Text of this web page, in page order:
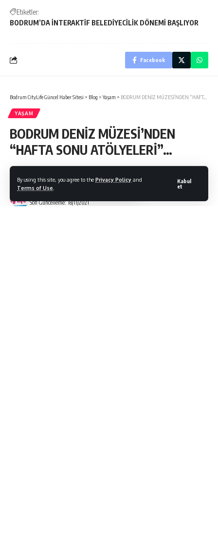
By using this site, you agree to the Privacy Policy and
Terms of Use
Kabul
et
Etiketler:
BODRUM’DA İNTERAKTİF BELEDİYECİLİK DÖNEMİ BAŞLIYOR
Facebook
Bodrum CityLife Güncel Haber Sitesi > Blog >Yaşam > BODRUM DENİZ MÜZESİ’NDEN “HAFTA SONU ATÖLYELERİ”…
YAŞAM
BODRUM DENİZ MÜZESİ’NDEN
“HAFTA SONU ATÖLYELERİ”…
Son Güncelleme: 18/11/2021
Bodrum Citylife